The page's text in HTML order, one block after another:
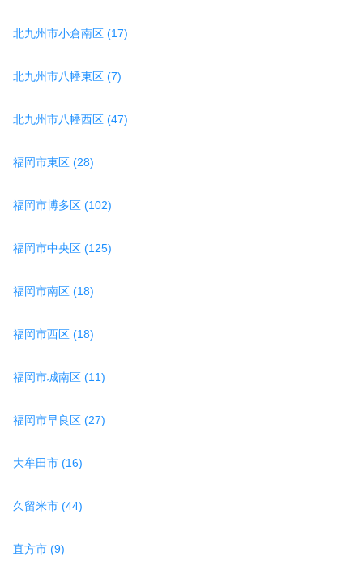
北九州市小倉南区 (17)
北九州市八幡東区 (7)
北九州市八幡西区 (47)
福岡市東区 (28)
福岡市博多区 (102)
福岡市中央区 (125)
福岡市南区 (18)
福岡市西区 (18)
福岡市城南区 (11)
福岡市早良区 (27)
大牟田市 (16)
久留米市 (44)
直方市 (9)